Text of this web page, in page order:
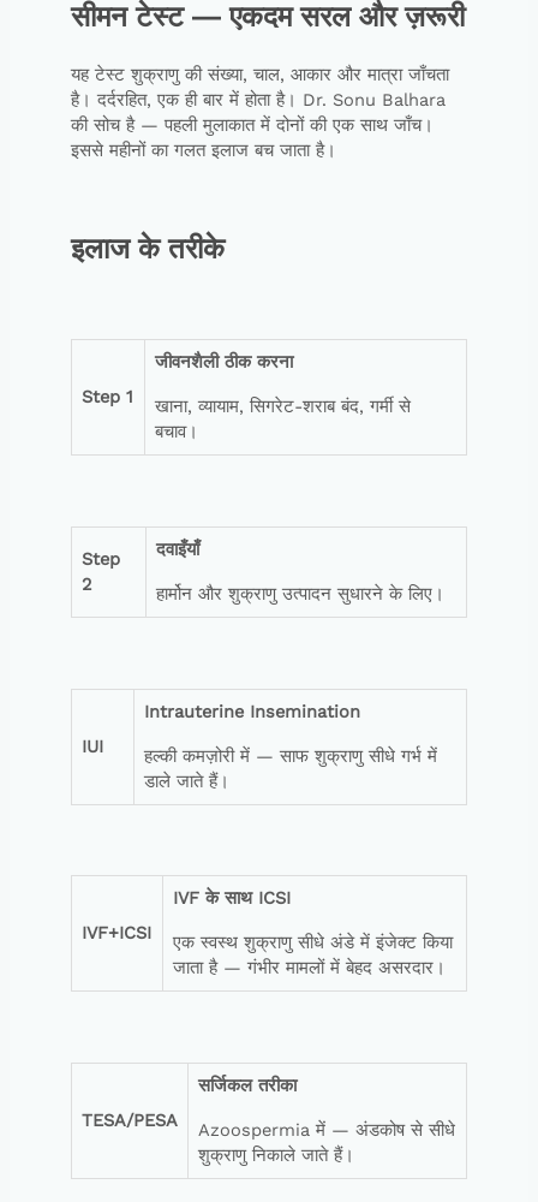
सीमन टेस्ट — एकदम सरल और ज़रूरी
यह टेस्ट शुक्राणु की संख्या, चाल, आकार और मात्रा जाँचता
है। दर्दरहित, एक ही बार में होता है। Dr. Sonu Balhara
की सोच है — पहली मुलाकात में दोनों की एक साथ जाँच।
इससे महीनों का गलत इलाज बच जाता है।
इलाज के तरीके
Step 1
जीवनशैली ठीक करना
खाना, व्यायाम, सिगरेट-शराब बंद, गर्मी से
बचाव।
Step
2
दवाइँयाँ
हार्मोन और शुक्राणु उत्पादन सुधारने के लिए।
IUI
Intrauterine Insemination
हल्की कमज़ोरी में — साफ शुक्राणु सीधे गर्भ में
डाले जाते हैं।
IVF+ICSI
IVFके साथICSI
एक स्वस्थ शुक्राणु सीधे अंडे में इंजेक्ट किया
जाता है — गंभीर मामलों में बेहद असरदार।
TESA/PESA
सर्जिकल तरीका
Azoospermia में — अंडकोष से सीधे
शुक्राणु निकाले जाते हैं।